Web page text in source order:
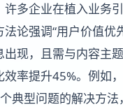
多企业在植入业务
论强调“用户价值
现，且需与内容主
率提升45%。例如
典型问题的解决方